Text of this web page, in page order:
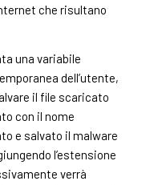
che risultano
una variabile
dell’utente,
il file scaricato
con il nome
e salvato il malware
l’estensione
verrà